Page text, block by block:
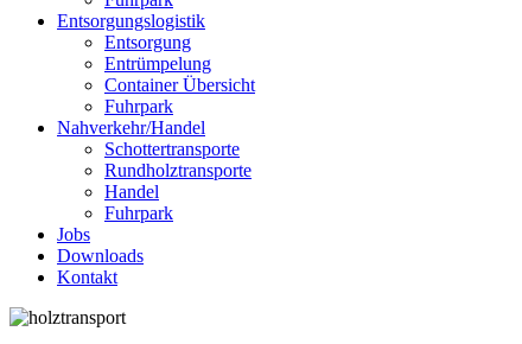
Entsorgungslogistik
Entsorgung
Entrümpelung
Container Übersicht
Fuhrpark
Nahverkehr/Handel
Schottertransporte
Rundholztransporte
Handel
Fuhrpark
Jobs
Downloads
Kontakt